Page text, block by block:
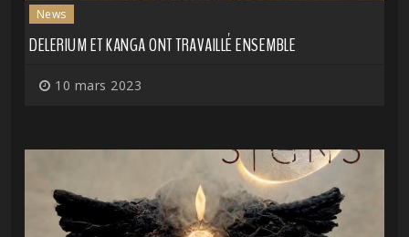
News
DELERIUM ET KANGA ONT TRAVAILLÉ ENSEMBLE
10 mars 2023